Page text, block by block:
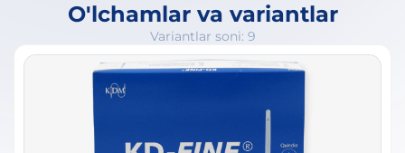
O'lchamlar va variantlar
Variantlar soni: 9